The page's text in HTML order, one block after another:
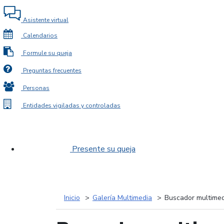
Asistente virtual
Calendarios
Formule su queja
Preguntas frecuentes
Personas
Entidades vigiladas y controladas
Presente su queja
Inicio Galería Multimedia Buscador